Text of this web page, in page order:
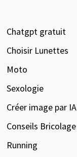
Chatgpt gratuit
Choisir Lunettes
Moto
Sexologie
Créer image par IA
Conseils Bricolage
Running